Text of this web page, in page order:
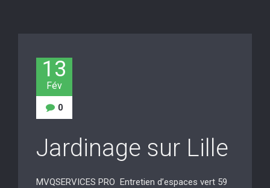
13
Fév
0
Jardinage sur Lille
MVQSERVICES PRO Entretien d’espaces vert 59